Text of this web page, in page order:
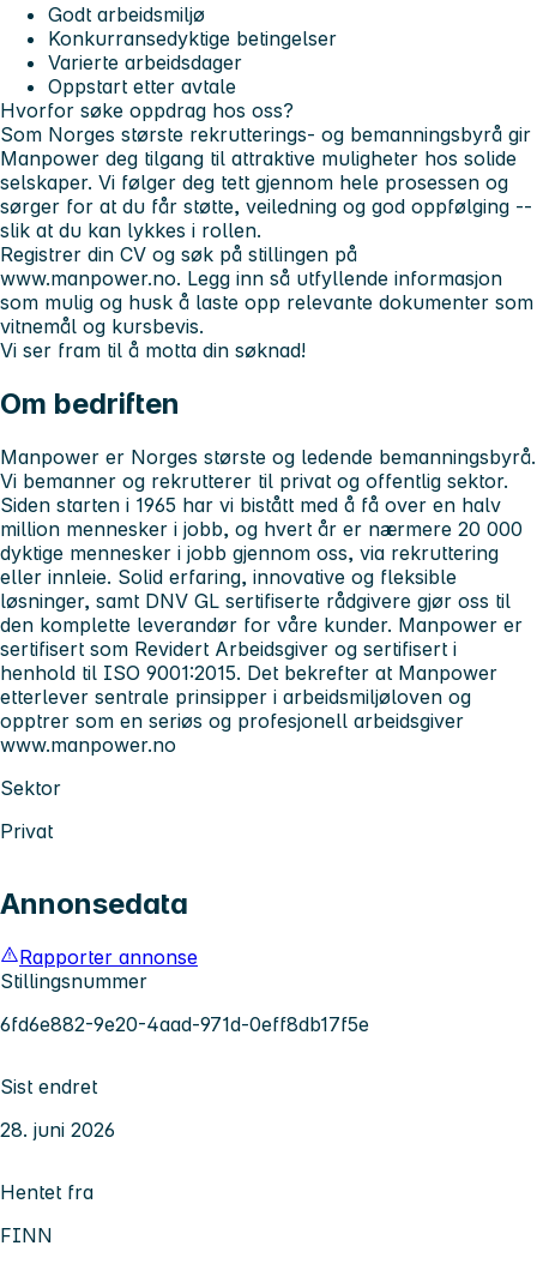
Godt arbeidsmiljø
Konkurransedyktige betingelser
Varierte arbeidsdager
Oppstart etter avtale
Hvorfor søke oppdrag hos oss?
Som Norges største rekrutterings- og bemanningsbyrå gir
Manpower deg tilgang til attraktive muligheter hos solide
selskaper. Vi følger deg tett gjennom hele prosessen og
sørger for at du får støtte, veiledning og god oppfølging --
slik at du kan lykkes i rollen.
Registrer din CV og søk på stillingen på
www.manpower.no. Legg inn så utfyllende informasjon
som mulig og husk å laste opp relevante dokumenter som
vitnemål og kursbevis.
Vi ser fram til å motta din søknad!
Om bedriften
Manpower er Norges største og ledende bemanningsbyrå.
Vi bemanner og rekrutterer til privat og offentlig sektor.
Siden starten i 1965 har vi bistått med å få over en halv
million mennesker i jobb, og hvert år er nærmere 20 000
dyktige mennesker i jobb gjennom oss, via rekruttering
eller innleie. Solid erfaring, innovative og fleksible
løsninger, samt DNV GL sertifiserte rådgivere gjør oss til
den komplette leverandør for våre kunder. Manpower er
sertifisert som Revidert Arbeidsgiver og sertifisert i
henhold til ISO 9001:2015. Det bekrefter at Manpower
etterlever sentrale prinsipper i arbeidsmiljøloven og
opptrer som en seriøs og profesjonell arbeidsgiver
www.manpower.no
Sektor
Privat
Annonsedata
Rapporter annonse
Stillingsnummer
6fd6e882-9e20-4aad-971d-0eff8db17f5e
Sist endret
28. juni 2026
Hentet fra
FINN